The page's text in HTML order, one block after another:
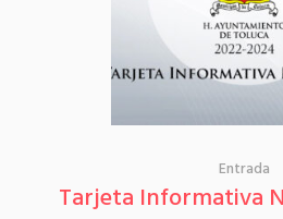
Entrada
Tarjeta Informativa